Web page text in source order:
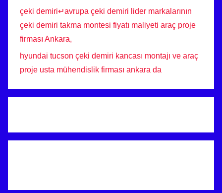
çeki demiri↵avrupa çeki demiri lider markalarının
çeki demiri takma montesi fiyatı maliyeti araç proje
firması Ankara,
hyundai tucson çeki demiri kancası montajı ve araç
proje usta mühendislik firması ankara da